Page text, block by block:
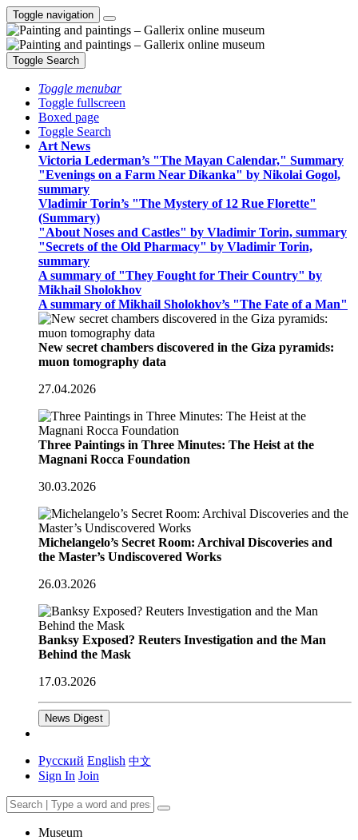
Toggle navigation
Toggle Search
Toggle menubar
Toggle fullscreen
Boxed page
Toggle Search
Art News
Victoria Lederman’s "The Mayan Calendar," Summary
"Evenings on a Farm Near Dikanka" by Nikolai Gogol,
summary
Vladimir Torin’s "The Mystery of 12 Rue Florette"
(Summary)
"About Noses and Castles" by Vladimir Torin, summary
"Secrets of the Old Pharmacy" by Vladimir Torin,
summary
A summary of "They Fought for Their Country" by
Mikhail Sholokhov
A summary of Mikhail Sholokhov’s "The Fate of a Man"
New secret chambers discovered in the Giza pyramids:
muon tomography data
27.04.2026
Three Paintings in Three Minutes: The Heist at the
Magnani Rocca Foundation
30.03.2026
Michelangelo’s Secret Room: Archival Discoveries and
the Master’s Undiscovered Works
26.03.2026
Banksy Exposed? Reuters Investigation and the Man
Behind the Mask
17.03.2026
News Digest
Русский English 中文
Sign In Join
Museum